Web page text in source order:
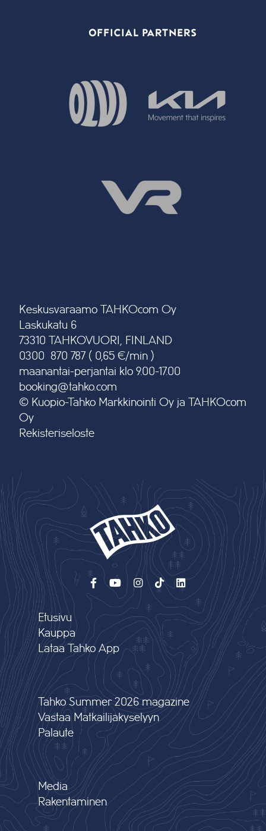
OFFICIAL PARTNERS
Keskusvaraamo TAHKOcom Oy
Laskukatu 6
73310 TAHKOVUORI, FINLAND
0300 870 787 ( 0,65 €/min )
maanantai-perjantai klo 9.00-17.00
booking@tahko.com
© Kuopio-Tahko Markkinointi Oy ja TAHKOcom
Oy
Rekisteriseloste
Etusivu
Kauppa
Lataa Tahko App
Tahko Summer 2026 magazine
Vastaa Matkailijakyselyyn
Palaute
Media
Rakentaminen